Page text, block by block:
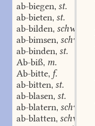
ab-biegen, st.
ab-bieten, st.
ab-bilden, schw.
ab-bimsen, schw.
ab-binden, st.
Ab-biß, m.
Ab-bitte, f.
ab-bitten, st.
ab-blasen, st.
ab-blatern, schw.
ab-blatten, schw.